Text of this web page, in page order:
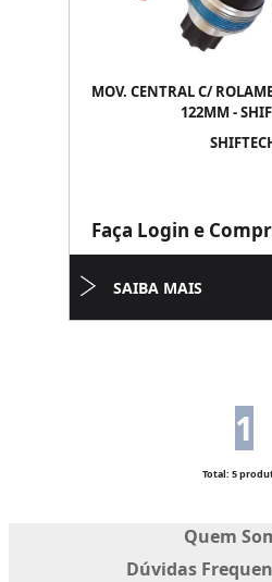
MOV. CENTRAL C/
122MM -
Faça Login e
SAIBA MAIS
1
Total: 5
Quem
Dúvidas